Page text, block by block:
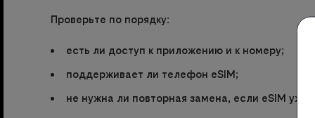
Проверьте по порядку:
есть ли доступ к приложению и к номеру;
поддерживает ли телефон eSIM;
не нужна ли повторная замена, если eSIM уже